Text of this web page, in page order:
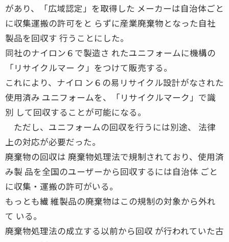
があり、「広域認定」を取得した メーカーは自治体ごと
に収集運搬の許可をと らずに産業廃棄物となった自社
製品を回収す 行うことにした。
同社のナイロン６で製造さ れたユニフォームに機構の
「リサイクルマー ク」をつけて販売する。
これにより、ナイロ ン６の易リサイクル設計がなされた
使用済み ユニフォームを、「リサイクルマーク」で識
別 して回収することが可能になる。
ただし、ユニフォームの回収を行うには別途、 法律
上の対応が必要だった。
廃棄物の回収は 廃棄物処理法で規制されており、使用済
み製 品を全国のユーザーから回収するには自治体 ごと
に収集・運搬の許可がいる。
もっとも繊 維製品の廃棄物はこの規制の対象から外れ
て いる。
廃棄物処理法の成立する以前から回収 が行われていた古